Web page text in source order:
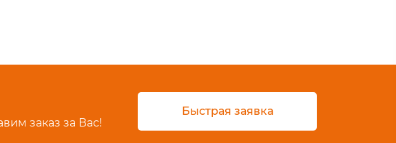
заказ за Вас!
Быстрая заявка